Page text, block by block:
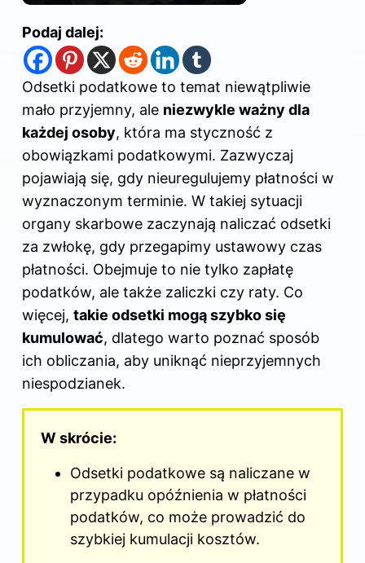
Podaj dalej:
Odsetki podatkowe to temat niewątpliwie
mało przyjemny, ale niezwykle ważny dla
każdej osoby, która ma styczność z
obowiązkami podatkowymi. Zazwyczaj
pojawiają się, gdy nieuregulujemy płatności w
wyznaczonym terminie. W takiej sytuacji
organy skarbowe zaczynają naliczać odsetki
za zwłokę, gdy przegapimy ustawowy czas
płatności. Obejmuje to nie tylko zapłatę
podatków, ale także zaliczki czy raty. Co
więcej, takie odsetki mogą szybko się
kumulować, dlatego warto poznać sposób
ich obliczania, aby uniknąć nieprzyjemnych
niespodzianek.
W skrócie:
Odsetki podatkowe są naliczane w
przypadku opóźnienia w płatności
podatków, co może prowadzić do
szybkiej kumulacji kosztów.